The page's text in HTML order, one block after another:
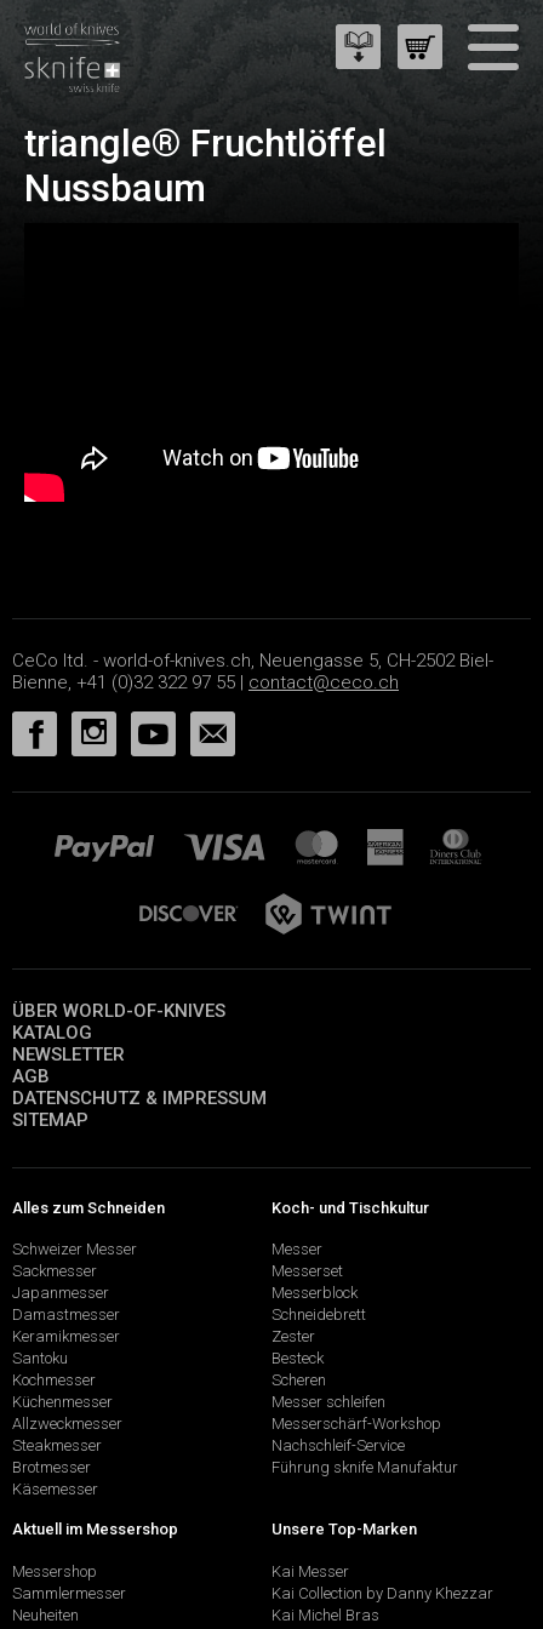
triangle® Fruchtlöffel
Nussbaum
CeCo ltd. - world-of-knives.ch, Neuengasse 5, CH-2502 Biel-
Bienne, +41 (0)32 322 97 55 | contact@ceco.ch
ÜBER WORLD-OF-KNIVES
KATALOG
NEWSLETTER
AGB
DATENSCHUTZ & IMPRESSUM
SITEMAP
Alles zum Schneiden
Schweizer Messer
Sackmesser
Japanmesser
Damastmesser
Keramikmesser
Santoku
Kochmesser
Küchenmesser
Allzweckmesser
Steakmesser
Brotmesser
Käsemesser
Koch- und Tischkultur
Messer
Messerset
Messerblock
Schneidebrett
Zester
Besteck
Scheren
Messer schleifen
Messerschärf-Workshop
Nachschleif-Service
Führung sknife Manufaktur
Aktuell im Messershop
Messershop
Sammlermesser
Neuheiten
Unsere Top-Marken
Kai Messer
Kai Collection by Danny Khezzar
Kai Michel Bras